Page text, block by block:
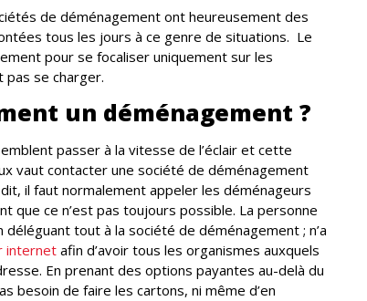
de déménagement ont heureusement des
tous les jours à ce genre de situations. Le
pour se focaliser uniquement sur les
se charger.
un déménagement ?
passer à la vitesse de l’éclair et cette
vaut contacter une société de déménagement
il faut normalement appeler les déménageurs
que ce n’est pas toujours possible. La personne
tout à la société de déménagement ; n’a
internet afin d’avoir tous les organismes auxquels
En prenant des options payantes au-delà du
besoin de faire les cartons, ni même d’en